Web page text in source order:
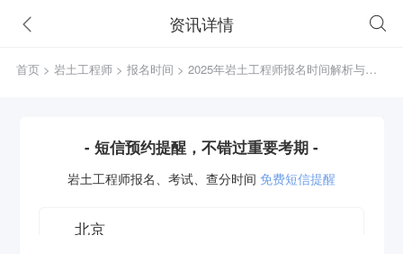
资讯详情
首页 > 岩土工程师 > 报名时间
- 短信预约提醒，不错过重要考期 -
岩土工程师报名、考试、查分时间 免费短信提醒